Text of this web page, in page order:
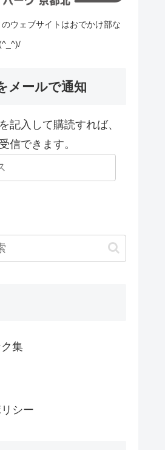
のウェブサイトはおでかけ部な
メールで通知
記入して購読すれば、
信できます。
集
シー